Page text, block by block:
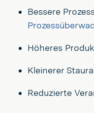
Bessere
Höheres
Kleinerer
Reduzierte